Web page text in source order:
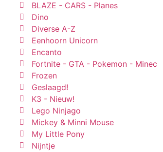
BLAZE - CARS - Planes
Dino
Diverse A-Z
Eenhoorn Unicorn
Encanto
Fortnite - GTA - Pokemon - Minec
Frozen
Geslaagd!
K3 - Nieuw!
Lego Ninjago
Mickey & Minni Mouse
My Little Pony
Nijntje